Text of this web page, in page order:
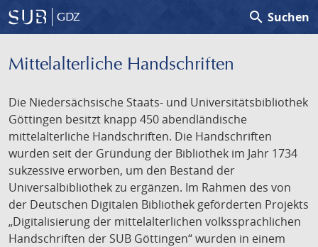
GDZ search Suchen
Mittelalterliche Handschriften
Die Niedersächsische Staats- und Universitätsbibliothek
Göttingen besitzt knapp 450 abendländische
mittelalterliche Handschriften. Die Handschriften
wurden seit der Gründung der Bibliothek im Jahr 1734
sukzessive erworben, um den Bestand der
Universalbibliothek zu ergänzen. Im Rahmen des von
der Deutschen Digitalen Bibliothek geförderten Projekts
„Digitalisierung der mittelalterlichen volkssprachlichen
Handschriften der SUB Göttingen“ wurden in einem